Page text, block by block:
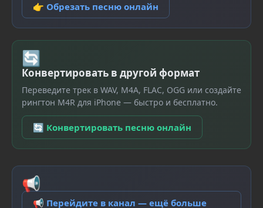
👉 Обрезать песню онлайн
🔄
Конвертировать в другой формат
Переведите трек в WAV, M4A, FLAC, OGG или создайте
рингтон M4R для iPhone — быстро и бесплатно.
🔄 Конвертировать песню онлайн
📢
📢 Перейдите в канал — ещё больше